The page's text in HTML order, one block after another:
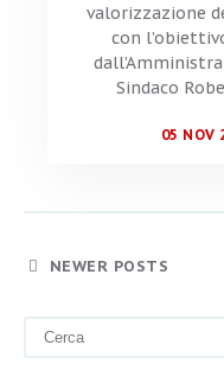
valorizzazione
con
Sindaco
05 NOV
NEWER POSTS